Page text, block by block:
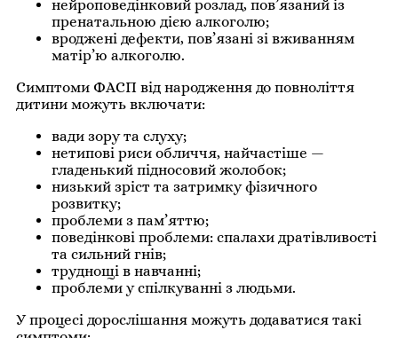
нейроповедінковий розлад, пов’язаний із
пренатальною дією алкоголю;
вроджені дефекти, пов’язані зі вживанням
матір’ю алкоголю.
Симптоми ФАСП від народження до повноліття
дитини можуть включати:
вади зору та слуху;
нетипові риси обличчя, найчастіше —
гладенький підносовий жолобок;
низький зріст та затримку фізичного
розвитку;
проблеми з пам’яттю;
поведінкові проблеми: спалахи дратівливості
та сильний гнів;
труднощі в навчанні;
проблеми у спілкуванні з людьми.
У процесі дорослішання можуть додаватися такі